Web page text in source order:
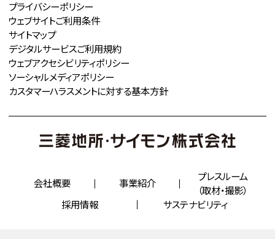
プライバシーポリシー
ウェブサイトご利用条件
サイトマップ
デジタルサービスご利用規約
ウェブアクセシビリティポリシー
ソーシャルメディアポリシー
カスタマーハラスメントに対する基本方針
会社概要 事業紹介
プレスルーム
（取材・撮影）
採用情報
サステナビリティ